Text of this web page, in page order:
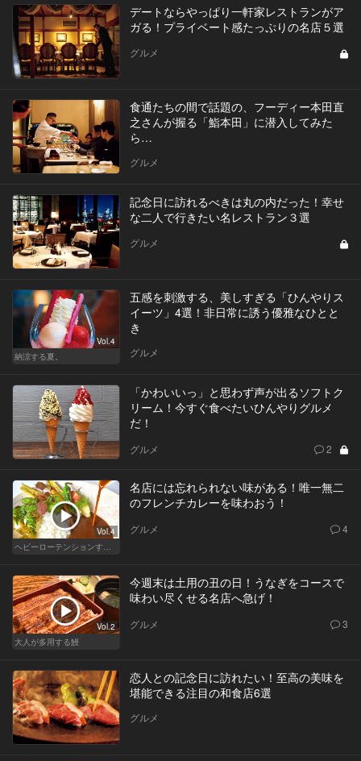
デートならやっぱり一軒家レストランがア
ガる！プライベート感たっぷりの名店５選
グルメ
食通たちの間で話題の、フーディー本田直
之さんが握る「鮨本田」に潜入してみた
ら…
グルメ
記念日に訪れるべきは丸の内だった！幸せ
な二人で行きたい名レストラン３選
グルメ
Vol.4
納涼する夏。
五感を刺激する、美しすぎる「ひんやりス
イーツ」4選！非日常に誘う優雅なひとと
き
グルメ
「かわいいっ」と思わず声が出るソフトク
リーム！今すぐ食べたいひんやりグルメ
だ！
グルメ 2
Vol.4
名店には忘れられない味がある！唯一無二
のフレンチカレーを味わおう！
グルメ 4
Vol.2
大人が多用する鰻
今週末は土用の丑の日！うなぎをコースで
味わい尽くせる名店へ急げ！
グルメ 3
恋人との記念日に訪れたい！至高の美味を
堪能できる注目の和食店6選
グルメ